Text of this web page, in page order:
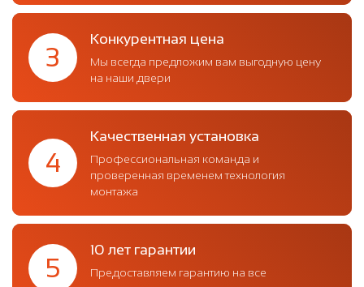
3
Конкурентная цена
Мы всегда предложим вам выгодную цену
на наши двери
4
Качественная установка
Профессиональная команда и
проверенная временем технология
монтажа
5
10 лет гарантии
Предоставляем гарантию на все